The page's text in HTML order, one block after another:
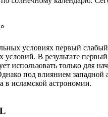
условиях первый слабый
условий. В результате
использовать только для
под влиянием
в исламской астрономии.